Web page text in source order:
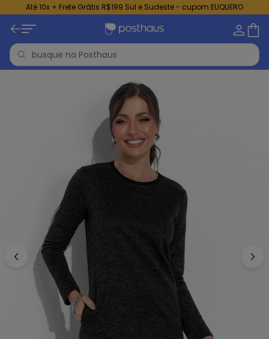
Até 10x + Frete Grátis R$199 Sul e Sudeste - cupom EUQUERO